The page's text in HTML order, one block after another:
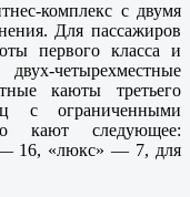
комплекс с двумя
Для пассажиров
первого класса и
четырехместные
каюты третьего
с ограниченными
кают следующее:
16, «люкс» — 7, для